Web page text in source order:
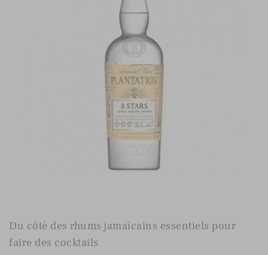
Du côté des rhums jamaïcains essentiels pour
faire des cocktails